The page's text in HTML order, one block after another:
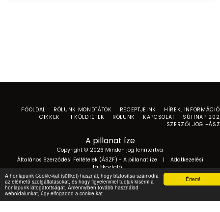
Értem!
A honlapunk Cookie-kat (sütiket) használ, hogy biztosítsa számodra
az elérhető szolgáltatásokat, és hogy figyelemmel tudjuk kísérni a
honlapunk látogatottságát. Amennyiben tovább használod
weboldalunkat, úgy elfogadod a cookie-kat.
A pillanat íze
Copyright © 2026 Minden jog fenntartva
Általános Szerződési Feltételek (ÁSZF) - A pillanat íze| Adatkezelési
tájékoztató
FŐOLDAL RÓLUNK MONDTÁTOK RECEPTJEINK
HÍREK,
CIKKEK
TI KÜLDTÉTEK RÓLUNK KAPCSOLAT
SÜTINAP
SZERZŐI JOG